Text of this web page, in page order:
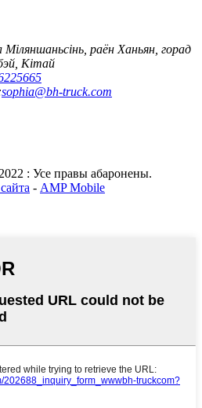
Міляншаньсінь, раён Ханьян, горад
Кітай
sophia@bh-truck.com
: Усе правы абаронены.
- AMP Mobile